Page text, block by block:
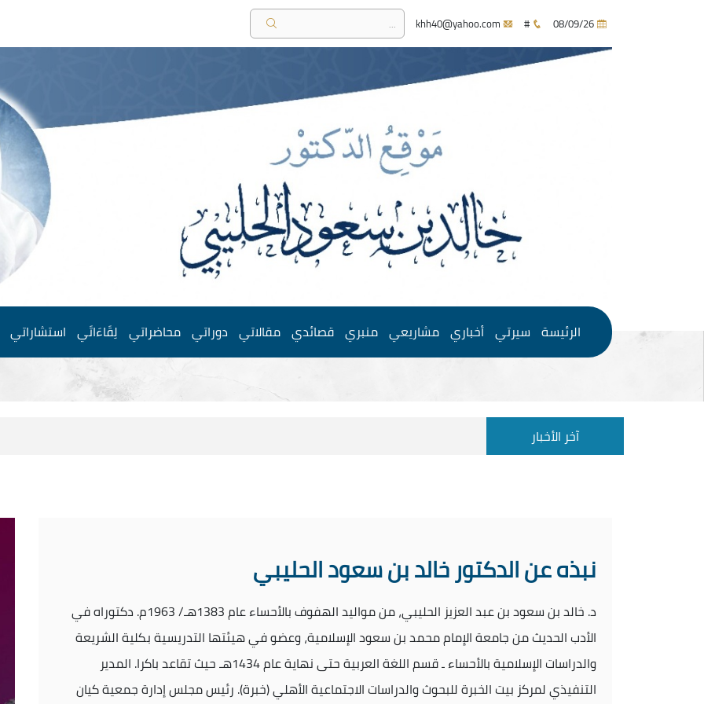
#
الرئيسة سيرتي أخباري مشاريعي منبري قصائدي مقالاتي دوراتي محاضراتي لِقَاءَاتَي استشاراتي
آخر الأخبار
نبذه عن الدكتور خالد بن سعود الحليبي
د. خالد بن سعود بن عبد العزيز الحليبي، من مواليد الهفوف بالأحساء عام 1383هـ/ 1963م. دكتوراه في
الأدب الحديث من جامعة الإمام محمد بن سعود الإسلامية، وعضو في هيئتها التدريسية بكلية الشريعة
والدراسات الإسلامية بالأحساء ـ قسم اللغة العربية حتى نهاية عام 1434هـ حيث تقاعد باكرا. المدير
التنفيذي لمركز بيت الخبرة للبحوث والدراسات الاجتماعية الأهلي (خبرة). رئيس مجلس إدارة جمعية كيان